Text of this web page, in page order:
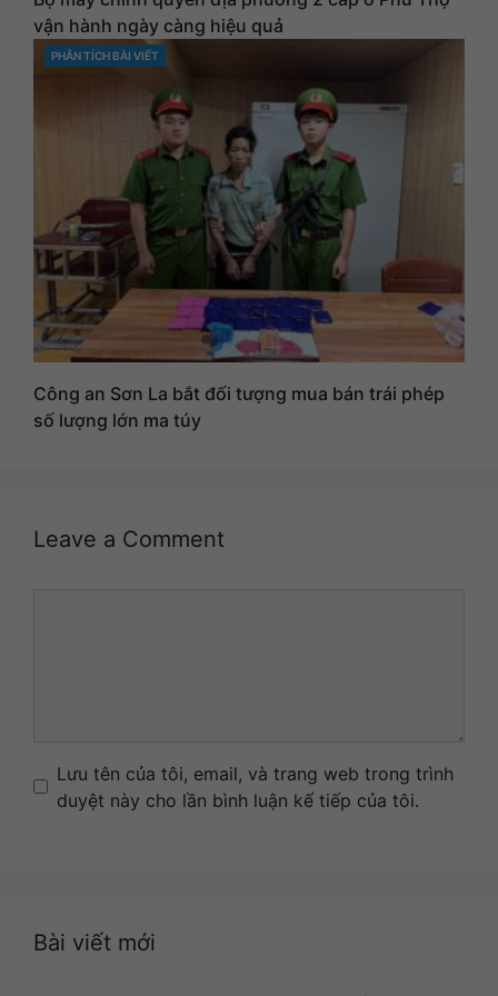
vận hành ngày càng hiệu quả
CATEGORIES
PHÂN TÍCH BÀI VIẾT
Công an Sơn La bắt đối tượng mua bán trái phép
số lượng lớn ma túy
Leave a Comment
Name
Email
Website
Lưu tên của tôi, email, và trang web trong trình
duyệt này cho lần bình luận kế tiếp của tôi.
Bài viết mới